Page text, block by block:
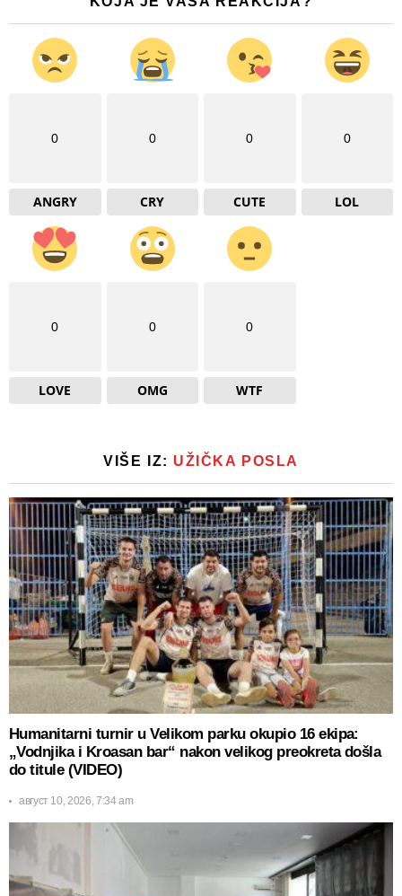
0
ANGRY
0
CRY
0
CUTE
0
LOL
0
LOVE
0
OMG
0
WTF
VIŠE IZ: UŽIČKA POSLA
Humanitarni turnir u Velikom parku okupio 16 ekipa:
„Vodnjika i Kroasan bar“ nakon velikog preokreta došla
do titule (VIDEO)
август 10, 2026, 7:34 am